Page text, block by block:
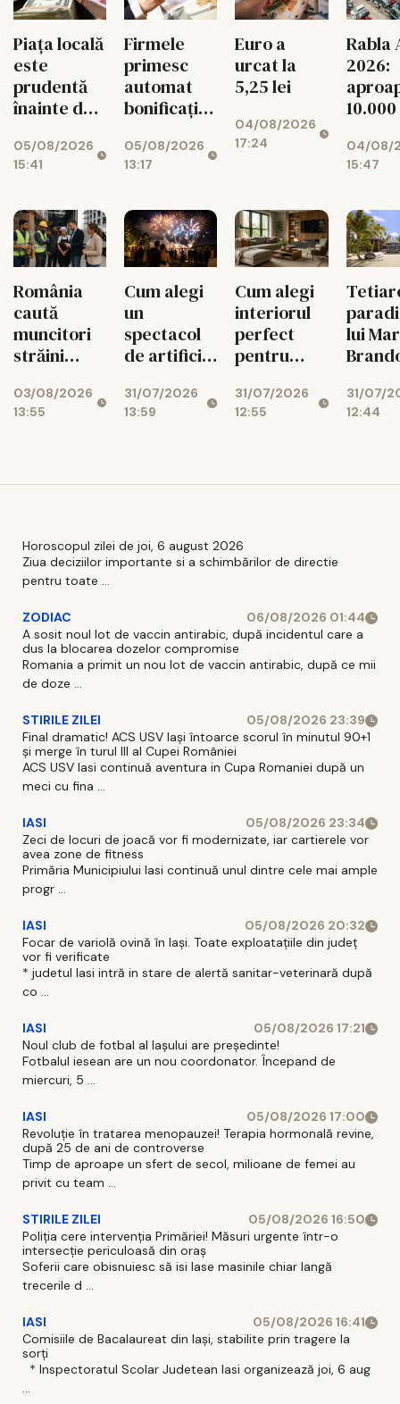
Piața locală
este
prudentă
înainte de
Moody's
05/08/2026
15:41
Firmele
primesc
automat
bonificația
impozit
05/08/2026
13:17
Euro a
urcat la
5,25 lei
04/08/2026
17:24
Rabla
2026:
04/08/
15:47
România
caută
muncitori
străini
de meserii
03/08/2026
13:55
Cum alegi
un
spectacol
de artificii
în 2026
31/07/2026
13:59
Cum alegi
interiorul
perfect
pentru
31/07/2026
12:55
lui
ajnge
31/07/
12:44
Horoscopul zilei de joi, 6 august 2026
Ziua deciziilor importante si a schimbărilor de directie
pentru toate ...
ZODIAC
06/08/2026 01:44
A sosit noul lot de vaccin antirabic, după incidentul care a
dus la blocarea dozelor compromise
Romania a primit un nou lot de vaccin antirabic, după ce mii
de doze ...
STIRILE ZILEI
05/08/2026 23:39
Final dramatic! ACS USV Iași întoarce scorul în minutul 90+1
și merge în turul III al Cupei României
ACS USV Iasi continuă aventura in Cupa Romaniei după un
meci cu fina ...
IASI
05/08/2026 23:34
Zeci de locuri de joacă vor fi modernizate, iar cartierele vor
avea zone de fitness
Primăria Municipiului Iasi continuă unul dintre cele mai ample
progr ...
IASI
05/08/2026 20:32
Focar de variolă ovină în Iași. Toate exploatațiile din județ
vor fi verificate
* judetul Iasi intră in stare de alertă sanitar-veterinară după
co ...
IASI
05/08/2026 17:21
Noul club de fotbal al Iașului are președinte!
Fotbalul iesean are un nou coordonator. Începand de
miercuri, 5 ...
IASI
05/08/2026 17:00
Revoluție în tratarea menopauzei! Terapia hormonală revine,
după 25 de ani de controverse
Timp de aproape un sfert de secol, milioane de femei au
privit cu team ...
STIRILE ZILEI
05/08/2026 16:50
Poliția cere intervenția Primăriei! Măsuri urgente într-o
intersecție periculoasă din oraș
Soferii care obisnuiesc să isi lase masinile chiar langă
trecerile d ...
IASI
05/08/2026 16:41
Comisiile de Bacalaureat din Iași, stabilite prin tragere la
sorți
* Inspectoratul Scolar Judetean Iasi organizează joi, 6 aug
...